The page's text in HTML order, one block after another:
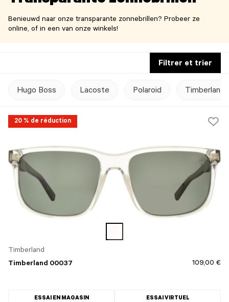
Benieuwd naar onze transparante zonnebrillen? Probeer ze
online, of in een van onze winkels!
Filtrer et trier
Hugo Boss Lacoste Polaroid Timberland
20 % de réduction
Timberland
Timberland 00037
109,00 €
ESSAI EN MAGASIN ESSAI VIRTUEL